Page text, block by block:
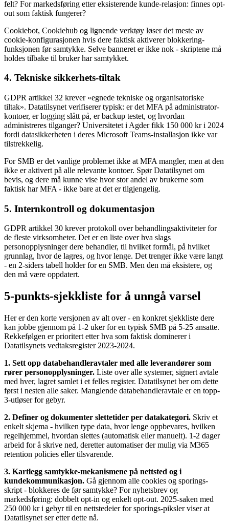
felt? For markedsføring etter eksisterende kunde-relasjon: finnes opt-
out som faktisk fungerer?
Cookiebot, Cookiehub og lignende verktøy løser det meste av
cookie-konfigurasjonen hvis dere faktisk aktiverer blokkering-
funksjonen før samtykke. Selve banneret er ikke nok - skriptene må
holdes tilbake til bruker har samtykket.
4. Tekniske sikkerhets-tiltak
GDPR artikkel 32 krever «egnede tekniske og organisatoriske
tiltak». Datatilsynet verifiserer typisk: er det MFA på administrator-
kontoer, er logging slått på, er backup testet, og hvordan
administreres tilganger? Universitetet i Agder fikk 150 000 kr i 2024
fordi datasikkerheten i deres Microsoft Teams-installasjon ikke var
tilstrekkelig.
For SMB er det vanlige problemet ikke at MFA mangler, men at den
ikke er aktivert på alle relevante kontoer. Spør Datatilsynet om
bevis, og dere må kunne vise hvor stor andel av brukerne som
faktisk har MFA - ikke bare at det er tilgjengelig.
5. Internkontroll og dokumentasjon
GDPR artikkel 30 krever protokoll over behandlingsaktiviteter for
de fleste virksomheter. Det er en liste over hva slags
personopplysninger dere behandler, til hvilket formål, på hvilket
grunnlag, hvor de lagres, og hvor lenge. Det trenger ikke være langt
- en 2-siders tabell holder for en SMB. Men den må eksistere, og
den må være oppdatert.
5-punkts-sjekkliste for å unngå varsel
Her er den korte versjonen av alt over - en konkret sjekkliste dere
kan jobbe gjennom på 1-2 uker for en typisk SMB på 5-25 ansatte.
Rekkefølgen er prioritert etter hva som faktisk dominerer i
Datatilsynets vedtaksregister 2023-2024.
1. Sett opp databehandleravtaler med alle leverandører som
rører personopplysninger. Liste over alle systemer, signert avtale
med hver, lagret samlet i et felles register. Datatilsynet ber om dette
først i nesten alle saker. Manglende databehandleravtale er en topp-
3-utløser for gebyr.
2. Definer og dokumenter slettetider per datakategori. Skriv et
enkelt skjema - hvilken type data, hvor lenge oppbevares, hvilken
regelhjemmel, hvordan slettes (automatisk eller manuelt). 1-2 dager
arbeid for å skrive ned, deretter automatiser der mulig via M365
retention policies eller tilsvarende.
3. Kartlegg samtykke-mekanismene på nettsted og i
kundekommunikasjon. Gå gjennom alle cookies og sporings-
skript - blokkeres de før samtykke? For nyhetsbrev og
markedsføring: dobbelt opt-in og enkelt opt-out. 2025-saken med
250 000 kr i gebyr til en nettstedeier for sporings-piksler viser at
Datatilsynet ser etter dette nå.